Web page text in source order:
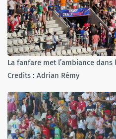
La fanfare met l’ambiance dans
Credits : Adrian Rémy